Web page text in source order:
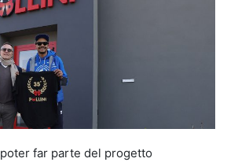
far parte del progetto